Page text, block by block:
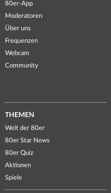
80er-App
Moderatoren
Über uns
Frequenzen
Webcam
Community
THEMEN
Welt der 80er
80er Star News
80er Quiz
Aktionen
Spiele